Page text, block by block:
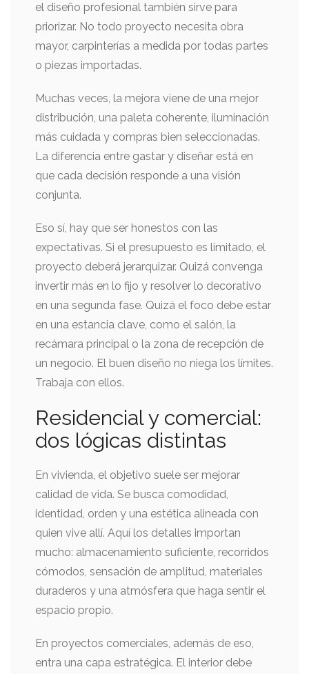
el diseño profesional también sirve para
priorizar. No todo proyecto necesita obra
mayor, carpinterías a medida por todas partes
o piezas importadas.
Muchas veces, la mejora viene de una mejor
distribución, una paleta coherente, iluminación
más cuidada y compras bien seleccionadas.
La diferencia entre gastar y diseñar está en
que cada decisión responde a una visión
conjunta.
Eso sí, hay que ser honestos con las
expectativas. Si el presupuesto es limitado, el
proyecto deberá jerarquizar. Quizá convenga
invertir más en lo fijo y resolver lo decorativo
en una segunda fase. Quizá el foco debe estar
en una estancia clave, como el salón, la
recámara principal o la zona de recepción de
un negocio. El buen diseño no niega los límites.
Trabaja con ellos.
Residencial y comercial:
dos lógicas distintas
En vivienda, el objetivo suele ser mejorar
calidad de vida. Se busca comodidad,
identidad, orden y una estética alineada con
quien vive allí. Aquí los detalles importan
mucho: almacenamiento suficiente, recorridos
cómodos, sensación de amplitud, materiales
duraderos y una atmósfera que haga sentir el
espacio propio.
En proyectos comerciales, además de eso,
entra una capa estratégica. El interior debe